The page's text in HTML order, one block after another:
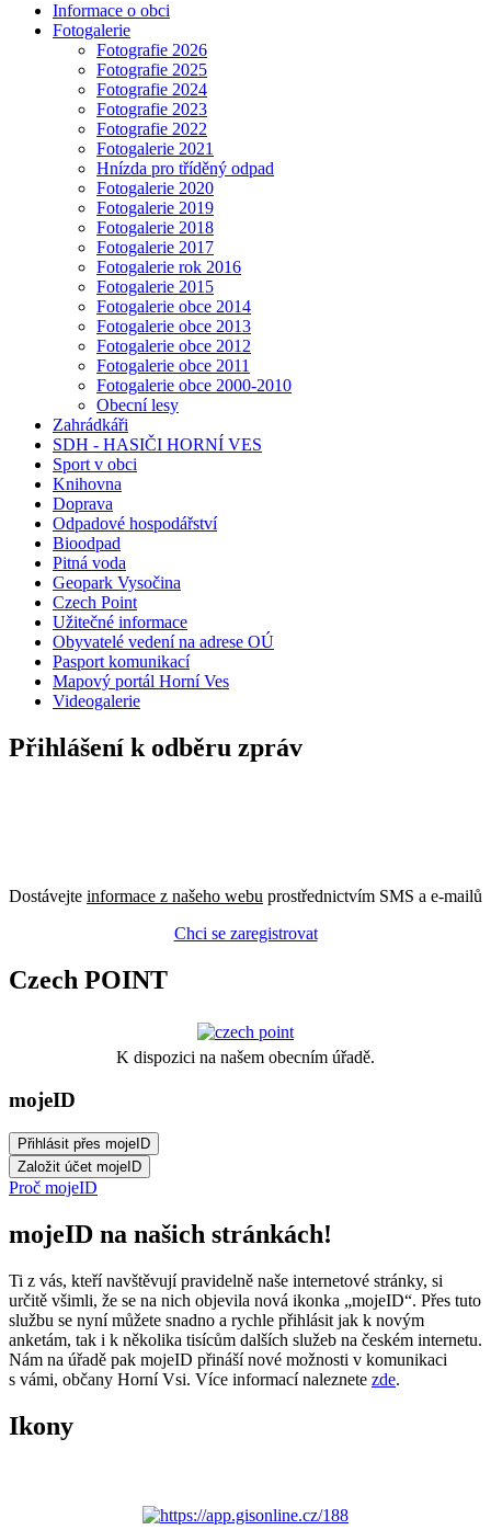
Informace o obci
Fotogalerie
Fotografie 2026
Fotografie 2025
Fotografie 2024
Fotografie 2023
Fotografie 2022
Fotogalerie 2021
Hnízda pro tříděný odpad
Fotogalerie 2020
Fotogalerie 2019
Fotogalerie 2018
Fotogalerie 2017
Fotogalerie rok 2016
Fotogalerie 2015
Fotogalerie obce 2014
Fotogalerie obce 2013
Fotogalerie obce 2012
Fotogalerie obce 2011
Fotogalerie obce 2000-2010
Obecní lesy
Zahrádkáři
SDH - HASIČI HORNÍ VES
Sport v obci
Knihovna
Doprava
Odpadové hospodářství
Bioodpad
Pitná voda
Geopark Vysočina
Czech Point
Užitečné informace
Obyvatelé vedení na adrese OÚ
Pasport komunikací
Mapový portál Horní Ves
Videogalerie
Přihlášení k odběru zpráv
Dostávejte informace z našeho webu prostřednictvím SMS a e-mailů
Chci se zaregistrovat
Czech POINT
K dispozici na našem obecním úřadě.
mojeID
Proč mojeID
mojeID na našich stránkách!
Ti z vás, kteří navštěvují pravidelně naše internetové stránky, si
určitě všimli, že se na nich objevila nová ikonka „mojeID“. Přes tuto
službu se nyní můžete snadno a rychle přihlásit jak k novým
anketám, tak i k několika tisícům dalších služeb na českém internetu.
Nám na úřadě pak mojeID přináší nové možnosti v komunikaci
s vámi, občany Horní Vsi. Více informací naleznete zde.
Ikony